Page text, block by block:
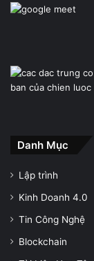
Danh Mục
Lập trình
Kinh Doanh 4.0
Tin Công Nghệ
Blockchain